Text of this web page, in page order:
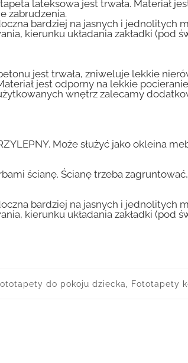
lateksowa jest trwała. Materiał
zabrudzenia.
bardziej na jasnych i
kierunku układania zakładki (pod
jest trwała, zniweluje lekkie
jest odporny na lekkie
wnętrz zalecamy
Może służyć jako okleina
ścianę. Ścianę trzeba
bardziej na jasnych i
kierunku układania zakładki (pod
do pokoju dziecka, Fototapety